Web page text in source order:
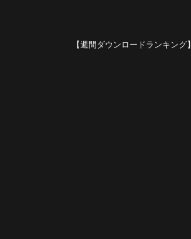
【週間ダウンロードランキング】